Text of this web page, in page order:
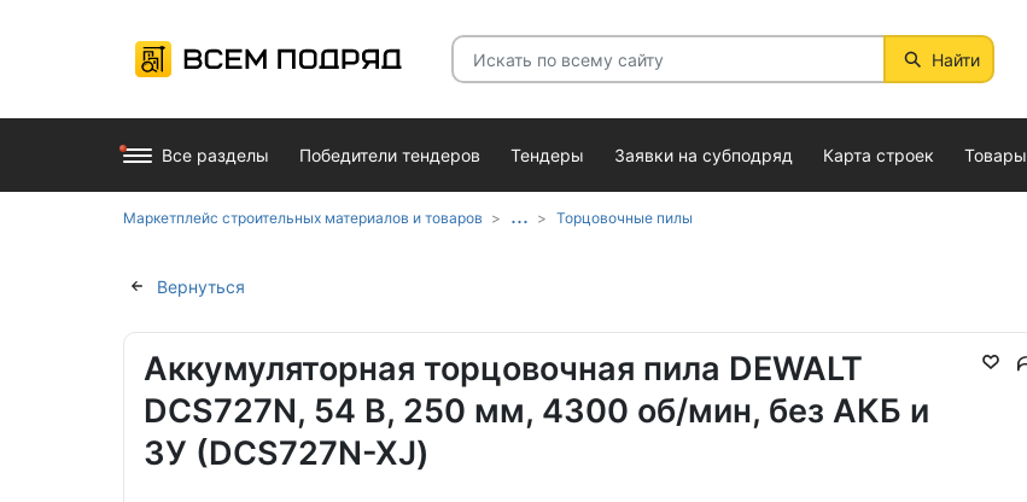
Найти
Все разделы Победители тендеров Тендеры Заявки на субподряд Карта строек Товары
Маркетплейс строительных материалов и товаров ... Торцовочные пилы
Вернуться
Аккумуляторная торцовочная пила DEWALT
DCS727N, 54 В, 250 мм, 4300 об/мин, без АКБ и
ЗУ (DCS727N-XJ)